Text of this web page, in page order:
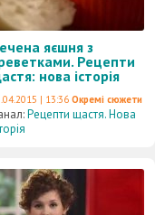
яєшня з
Рецепти
нова історія
| 13:36 Окремі сюжети
Рецепти щастя. Нова